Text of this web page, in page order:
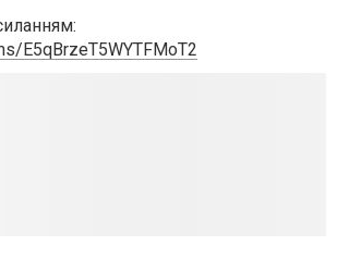
E5qBrzeT5WYTFMoT2